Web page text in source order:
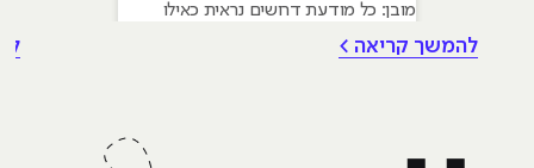
מובן: כל מודעת דרושים נראית כאילו
כבר נגע במוצר אמיתי, כבר צבר ביטחון.
להמשך קריאה >